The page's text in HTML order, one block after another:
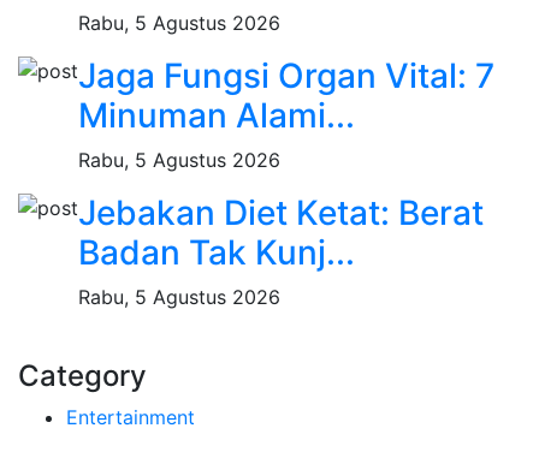
Rabu, 5 Agustus 2026
Jaga Fungsi Organ Vital: 7
Minuman Alami...
Rabu, 5 Agustus 2026
Jebakan Diet Ketat: Berat
Badan Tak Kunj...
Rabu, 5 Agustus 2026
Category
Entertainment